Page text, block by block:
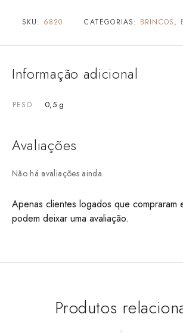
SKU: 6820 CATEGORIAS: BRINCOS,
Informação adicional
PESO 0,5 g
Avaliações
Não há avaliações ainda.
Apenas clientes logados que compraram
podem deixar uma avaliação.
Produtos